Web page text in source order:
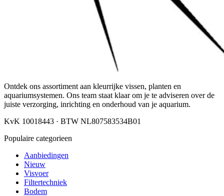
Ontdek ons assortiment aan kleurrijke vissen, planten en
aquariumsystemen. Ons team staat klaar om je te adviseren over de
juiste verzorging, inrichting en onderhoud van je aquarium.
KvK 10018443 · BTW NL807583534B01
Populaire categorieen
Aanbiedingen
Nieuw
Visvoer
Filtertechniek
Bodem